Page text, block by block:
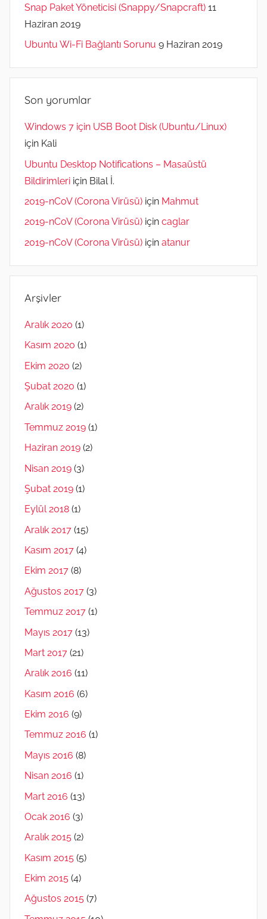
Snap Paket Yöneticisi (Snappy/Snapcraft) 11
Haziran 2019
Ubuntu Wi-Fi Bağlantı Sorunu 9 Haziran 2019
Son yorumlar
Windows 7 için USB Boot Disk (Ubuntu/Linux)
için Kali
Ubuntu Desktop Notifications – Masaüstü
Bildirimleri için Bilal İ.
2019-nCoV (Corona Virüsü) için Mahmut
2019-nCoV (Corona Virüsü) için caglar
2019-nCoV (Corona Virüsü) için atanur
Arşivler
Aralık 2020 (1)
Kasım 2020 (1)
Ekim 2020 (2)
Şubat 2020 (1)
Aralık 2019 (2)
Temmuz 2019 (1)
Haziran 2019 (2)
Nisan 2019 (3)
Şubat 2019 (1)
Eylül 2018 (1)
Aralık 2017 (15)
Kasım 2017 (4)
Ekim 2017 (8)
Ağustos 2017 (3)
Temmuz 2017 (1)
Mayıs 2017 (13)
Mart 2017 (21)
Aralık 2016 (11)
Kasım 2016 (6)
Ekim 2016 (9)
Temmuz 2016 (1)
Mayıs 2016 (8)
Nisan 2016 (1)
Mart 2016 (13)
Ocak 2016 (3)
Aralık 2015 (2)
Kasım 2015 (5)
Ekim 2015 (4)
Ağustos 2015 (7)